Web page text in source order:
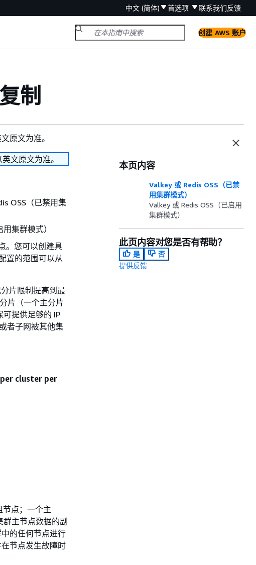
中文 (简体) 首选项 联系我们反馈
创建 AWS 账户
制
原文为准。
文原文为准。
OSS（已禁用集
集群模式）
。您可以创建具
置的范围可以从
片限制提高到最
片（一个主分片
提供足够的 IP
者子网被其他集
cluster per
节点；一个主
主节点数据的副
的任何节点进行
节点发生故障时
本页内容
Valkey 或 Redis OSS（已禁
用集群模式）
Valkey 或 Redis OSS（已启用
集群模式）
此页内容对您是否有帮助？
是
否
提供反馈